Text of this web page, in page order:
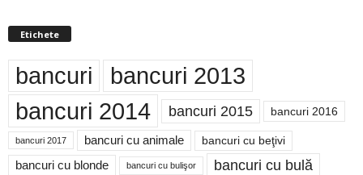
Etichete
bancuri bancuri 2013
bancuri 2014 bancuri 2015 bancuri 2016
bancuri 2017 bancuri cu animale bancuri cu beţivi
bancuri cu blonde bancuri cu bulişor bancuri cu bulă